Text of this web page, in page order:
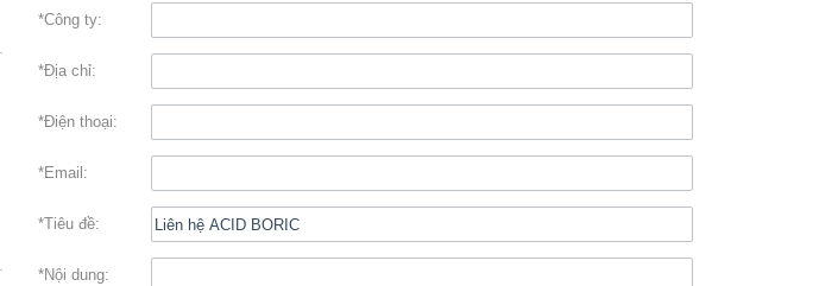
*Công ty:
*Địa chỉ:
*Điện thoại:
*Email:
*Tiêu đề:
*Nội dung: